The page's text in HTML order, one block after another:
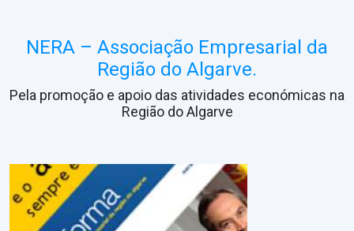
NERA – Associação Empresarial da
Região do Algarve.
Pela promoção e apoio das atividades económicas na
Região do Algarve